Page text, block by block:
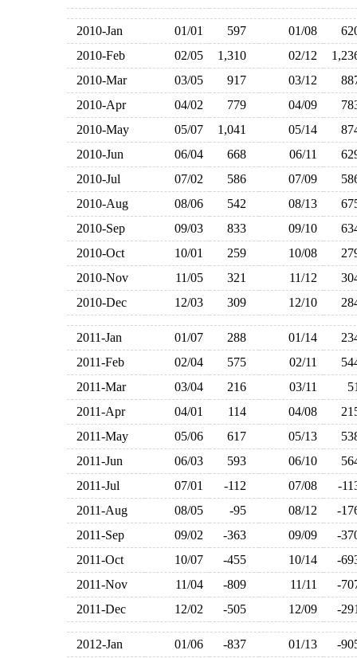
2010-Jan 01/01 597 01/08
2010-Feb
02/05 1,310 02/12
2010-Mar
03/05 917 03/12
2010-Apr
04/02 779 04/09
2010-May
05/07 1,041 05/14
2010-Jun
06/04 668 06/11
2010-Jul
07/02 586 07/09
2010-Aug
08/06 542 08/13
2010-Sep
09/03 833 09/10
2010-Oct
10/01 259 10/08
2010-Nov
11/05 321 11/12
2010-Dec
12/03 309 12/10
2011-Jan 01/07 288 01/14
2011-Feb
02/04 575 02/11
2011-Mar
03/04 216 03/11
2011-Apr
04/01 114 04/08
2011-May
05/06 617 05/13
2011-Jun
06/03 593 06/10
2011-Jul
07/01 -112 07/08
-
2011-Aug
08/05 -95 08/12
-
2011-Sep
09/02 -363 09/09
-
2011-Oct
10/07 -455 10/14
-
2011-Nov
11/04 -809 11/11
-
2011-Dec
12/02 -505 12/09 -
2012-Jan 01/06 -837 01/13
-